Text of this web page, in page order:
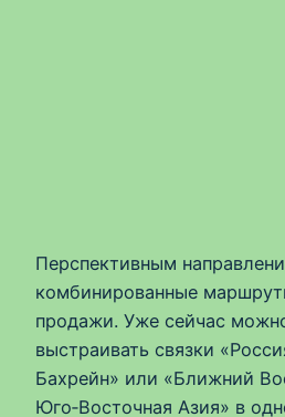
Перспективным
комбинированные
продажи. Уже сейчас
выстраивать связки
Бахрейн» или «Ближний
Юго‑Восточная Азия» в